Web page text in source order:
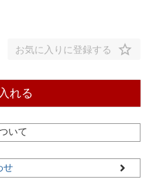
お気に入りに登録する
れる
いて
せ